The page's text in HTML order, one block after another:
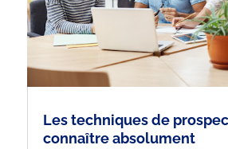
Les techniques de
connaître absolument